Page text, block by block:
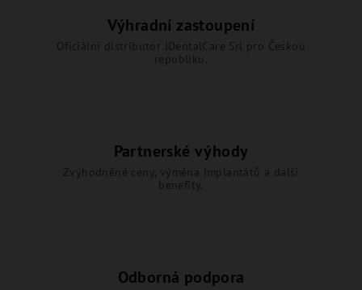
Výhradní zastoupení
Oficiální distributor JDentalCare Srl pro Českou
republiku.
Partnerské výhody
Zvýhodněné ceny, výměna implantátů a další
benefity.
Odborná podpora